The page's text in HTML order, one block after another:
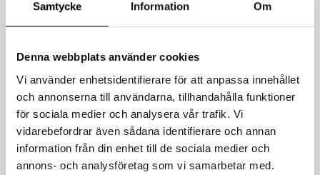
Samtycke Information Om
Denna webbplats använder cookies
Vi använder enhetsidentifierare för att anpassa innehållet
och annonserna till användarna, tillhandahålla funktioner
för sociala medier och analysera vår trafik. Vi
vidarebefordrar även sådana identifierare och annan
information från din enhet till de sociala medier och
annons- och analysföretag som vi samarbetar med.
Installation
Miljöbedömning
Varianter Monteringsanvisning Certifikat